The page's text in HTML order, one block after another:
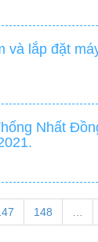
lắp đặt
Nhất
148 …